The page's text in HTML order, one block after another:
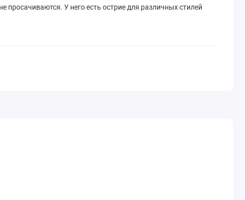
просачиваются. У него есть острие для различных стилей